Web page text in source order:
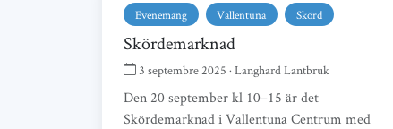
Evenemang Vallentuna Skörd
Skördemarknad
3 septembre 2025 · Langhard Lantbruk
Den 20 september kl 10–15 är det
Skördemarknad i Vallentuna Centrum med